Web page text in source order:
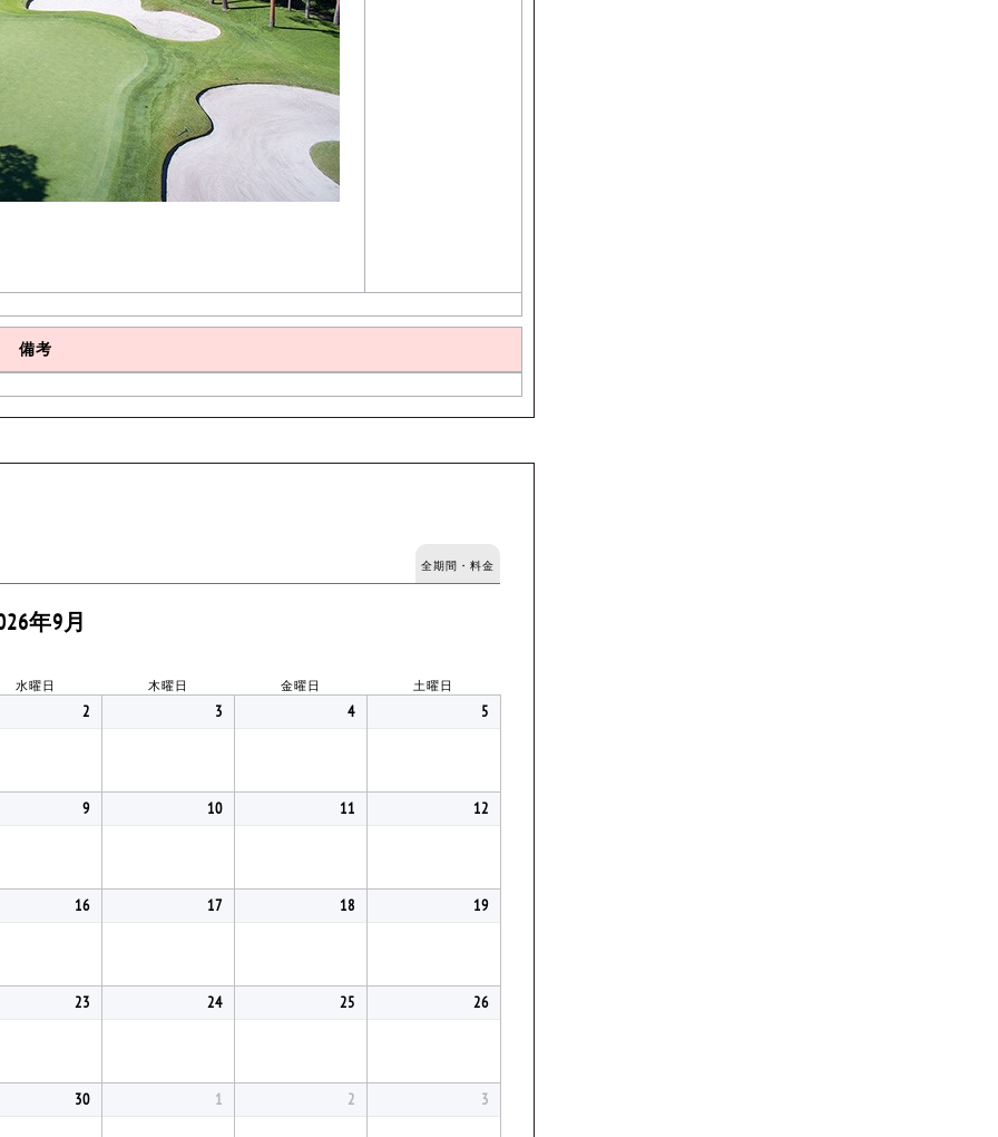
備考
全期間・料金
年9月
水曜日 木曜日 金曜日 土曜日
2 3 4 5
9 10 11 12
16 17 18 19
23 24 25 26
30 1 2 3